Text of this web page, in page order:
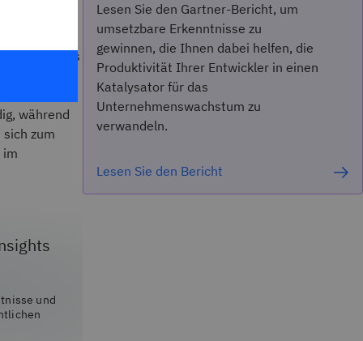
Variante des
während
zum
im
und
Lesen Sie den Gartner-Bericht, um
umsetzbare Erkenntnisse zu
gewinnen, die Ihnen dabei helfen, die
Produktivität Ihrer Entwickler in einen
Katalysator für das
Unternehmenswachstum zu
verwandeln.
Lesen Sie den Bericht